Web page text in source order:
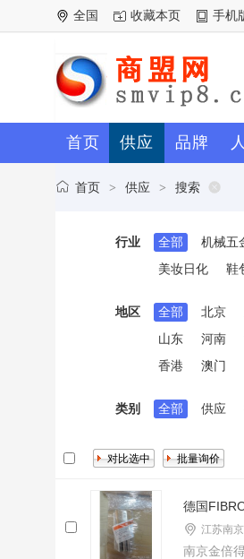
全国 收藏本页 手机
首页 供应 品牌
首页 > 供应 > 搜索
行业 全部 机械五
美妆日化
鞋
地区 全部 北京
山东
河南
香港
澳门
类别 全部 供应
德国
江苏南
南京金倍